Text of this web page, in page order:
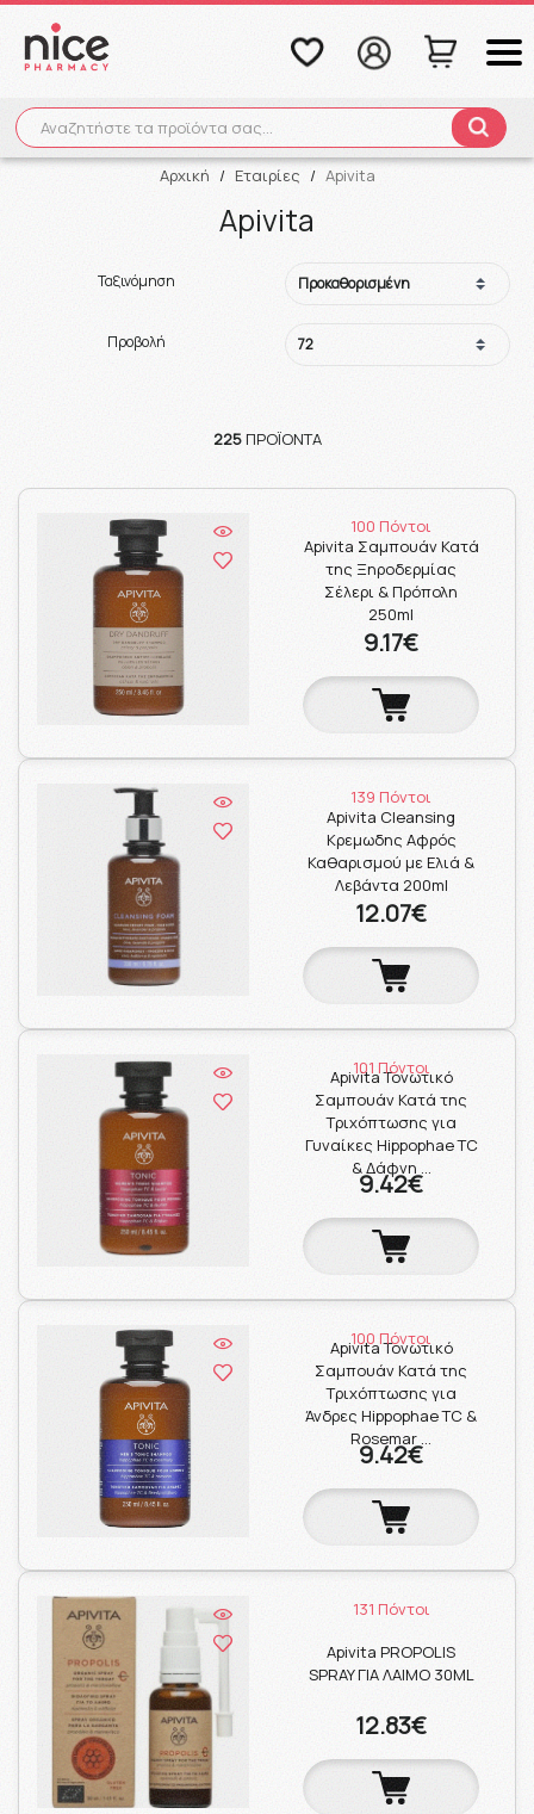
Αναζητήστε τα προϊόντα σας...
Αναζήτηση
Αρχική / Εταιρίες / Apivita
Apivita
Ταξινόμηση
Προβολή
225ΠΡΟΪΌΝΤΑ
100 Πόντοι
Apivita Σαμπουάν Κατά
της Ξηροδερμίας
Σέλερι & Πρόπολη
250ml
9.17€
139 Πόντοι
Apivita Cleansing
Κρεμωδης Αφρός
Καθαρισμού με Ελιά &
Λεβάντα 200ml
12.07€
101 Πόντοι
Apivita Τονωτικό
Σαμπουάν Κατά της
Τριχόπτωσης για
Γυναίκες Hippophae TC
& Δάφνη …
9.42€
100 Πόντοι
Apivita Τονωτικό
Σαμπουάν Κατά της
Τριχόπτωσης για
Άνδρες Hippophae TC &
Rosemar …
9.42€
131 Πόντοι
Apivita PROPOLIS
SPRAY ΓΙΑ ΛΑΙΜΟ 30ML
12.83€